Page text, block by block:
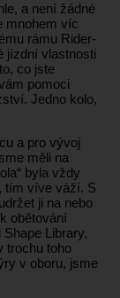
a není žádné
mnohem víc
rámu Rider-
jízdní vlastnosti
co jste
pomoci
Jedno kolo,
a pro vývoj
měli na
byla vždy
tím víve váží. S
ji na nebo
obětování
Library,
trochu toho
v oboru, jsme